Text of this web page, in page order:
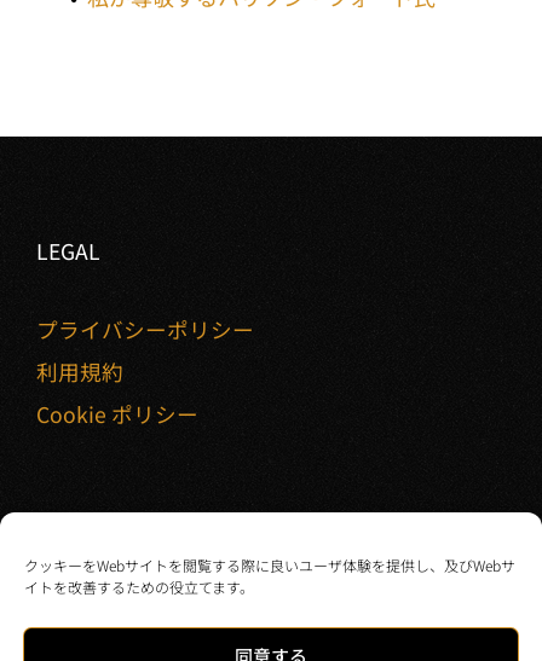
クッキーをWebサイトを閲覧する際に良いユーザ体験を提供し、及びWebサ
イトを改善するための役立てます。
同意する
LEGAL
プライバシーポリシー
利用規約
Cookie ポリシー
Copyright © 2025 DEAI TEAM, Estate Properties. All rights